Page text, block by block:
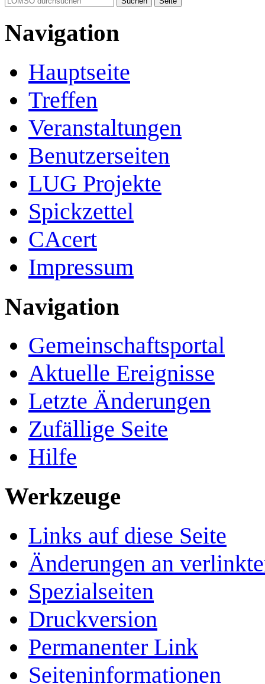
Navigation
Hauptseite
Treffen
Veranstaltungen
Benutzerseiten
LUG Projekte
Spickzettel
CAcert
Impressum
Navigation
Gemeinschafts­portal
Aktuelle Ereignisse
Letzte Änderungen
Zufällige Seite
Hilfe
Werkzeuge
Links auf diese Seite
Änderungen an
Spezialseiten
Druckversion
Permanenter Link
Seiten­­informationen